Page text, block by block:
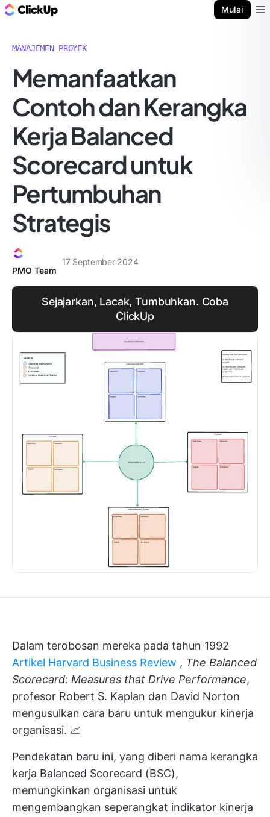
Mulai
MANAJEMEN PROYEK
Memanfaatkan
Contoh dan Kerangka
Kerja Balanced
Scorecard untuk
Pertumbuhan
Strategis
PMO Team
17 September 2024
Sejajarkan, Lacak, Tumbuhkan. Coba
ClickUp
Dalam terobosan mereka pada tahun 1992
Artikel Harvard Business Review , The Balanced
Scorecard: Measures that Drive Performance,
profesor Robert S. Kaplan dan David Norton
mengusulkan cara baru untuk mengukur kinerja
organisasi. 📈
Pendekatan baru ini, yang diberi nama kerangka
kerja Balanced Scorecard (BSC),
memungkinkan organisasi untuk
mengembangkan seperangkat indikator kinerja